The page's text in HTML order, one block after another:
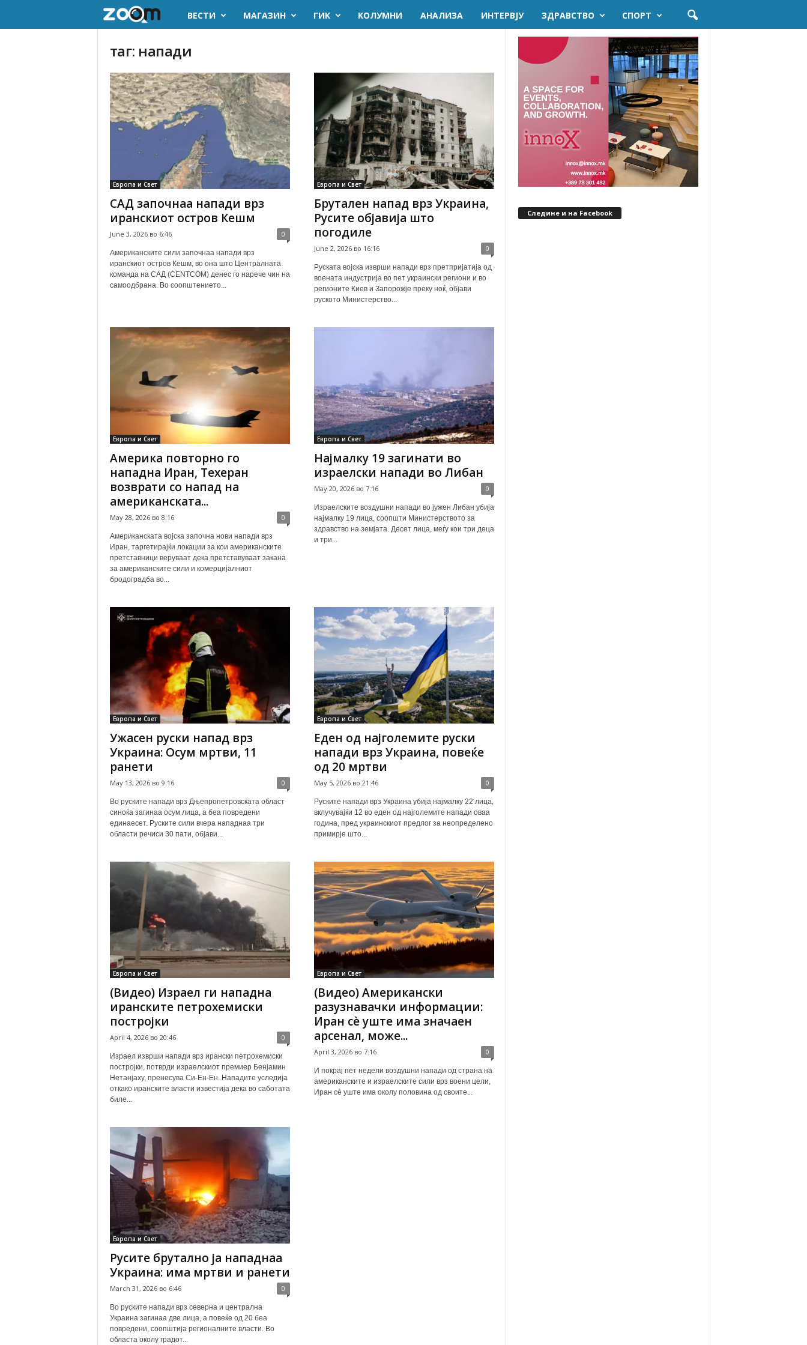
m
.
k
ВЕСТИ МАГАЗИН ГИК KОЛУМНИ AНАЛИЗА ИНТЕРВЈУ ЗДРАВСТВО СПОРТ
таг: напади
Европа и Свет
САД започнаа напади врз
иранскиот остров Кешм
June 3, 2026 во 6:46 0
Американските сили започнаа напади врз
иранскиот остров Кешм, во она што Централната
команда на САД (CENTCOM) денес го нарече чин на
самоодбрана. Во соопштението...
Европа и Свет
Брутален напад врз Украина,
Русите објавија што
погодиле
June 2, 2026 во 16:16 0
Руската војска изврши напади врз претпријатија од
воената индустрија во пет украински региони и во
регионите Киев и Запорожје преку ноќ, објави
руското Министерство...
Европа и Свет
Америка повторно го
нападна Иран, Техеран
возврати со напад на
американската...
May 28, 2026 во 8:16 0
Американската војска започна нови напади врз
Иран, таргетирајќи локации за кои американските
претставници веруваат дека претставуваат закана
за американските сили и комерцијалниот
бродоградба во...
Европа и Свет
Најмалку 19 загинати во
израелски напади во Либан
May 20, 2026 во 7:16 0
Израелските воздушни напади во јужен Либан убија
најмалку 19 лица, соопшти Министерството за
здравство на земјата. Десет лица, меѓу кои три деца
и три...
Европа и Свет
Ужасен руски напад врз
Украина: Осум мртви, 11
ранети
May 13, 2026 во 9:16 0
Во руските напади врз Дњепропетровската област
синоќа загинаа осум лица, а беа повредени
единаесет. Руските сили вчера нападнаа три
области речиси 30 пати, објави...
Европа и Свет
Еден од најголемите руски
напади врз Украина, повеќе
од 20 мртви
May 5, 2026 во 21:46 0
Руските напади врз Украина убија најмалку 22 лица,
вклучувајќи 12 во еден од најголемите напади оваа
година, пред украинскиот предлог за неопределено
примирје што...
Европа и Свет
(Видео) Израел ги нападна
иранските петрохемиски
постројки
April 4, 2026 во 20:46 0
Израел изврши напади врз ирански петрохемиски
постројки, потврди израелскиот премиер Бенјамин
Нетанјаху, пренесува Си-Ен-Ен. Нападите уследија
откако иранските власти известија дека во саботата
биле...
Европа и Свет
(Видео) Американски
разузнавачки информации:
Иран сè уште има значаен
арсенал, може...
April 3, 2026 во 7:16 0
И покрај пет недели воздушни напади од страна на
американските и израелските сили врз воени цели,
Иран сè уште има околу половина од своите...
Европа и Свет
Русите брутално ја нападнаа
Украина: има мртви и ранети
March 31, 2026 во 6:46 0
Во руските напади врз северна и централна
Украина загинаа две лица, а повеќе од 20 беа
повредени, соопштија регионалните власти. Во
областа околу градот...
Следине и на Facebook